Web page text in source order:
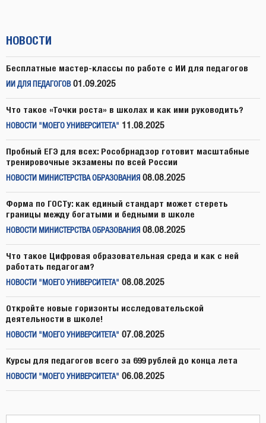
НОВОСТИ
Бесплатные мастер-классы по работе с ИИ для педагогов
ИИ ДЛЯ ПЕДАГОГОВ 01.09.2025
Что такое «Точки роста» в школах и как ими руководить?
НОВОСТИ "МОЕГО УНИВЕРСИТЕТА" 11.08.2025
Пробный ЕГЭ для всех: Рособрнадзор готовит масштабные
тренировочные экзамены по всей России
НОВОСТИ МИНИСТЕРСТВА ОБРАЗОВАНИЯ 08.08.2025
Форма по ГОСТу: как единый стандарт может стереть
границы между богатыми и бедными в школе
НОВОСТИ МИНИСТЕРСТВА ОБРАЗОВАНИЯ 08.08.2025
Что такое Цифровая образовательная среда и как с ней
работать педагогам?
НОВОСТИ "МОЕГО УНИВЕРСИТЕТА" 08.08.2025
Откройте новые горизонты исследовательской
деятельности в школе!
НОВОСТИ "МОЕГО УНИВЕРСИТЕТА" 07.08.2025
Курсы для педагогов всего за 699 рублей до конца лета
НОВОСТИ "МОЕГО УНИВЕРСИТЕТА" 06.08.2025